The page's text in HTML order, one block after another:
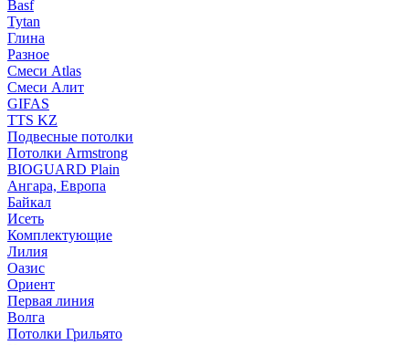
Basf
Tytan
Глина
Разное
Смеси Atlas
Смеси Алит
GIFAS
TTS KZ
Подвесные потолки
Потолки Armstrong
BIOGUARD Plain
Ангара, Европа
Байкал
Исеть
Комплектующие
Лилия
Оазис
Ориент
Первая линия
Волга
Потолки Грильято